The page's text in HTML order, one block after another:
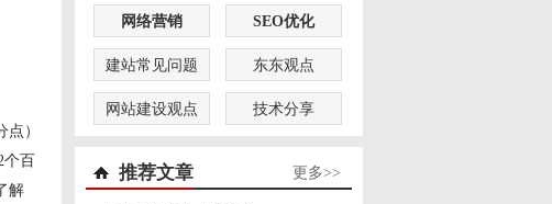
）
个百
解
网络营销 SEO优化
建站常见问题 东东观点
网站建设观点 技术分享
推荐文章 更多>>